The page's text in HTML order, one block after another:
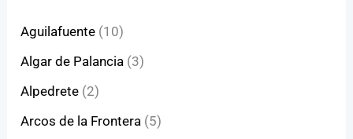
Aguilafuente (10)
Algar de Palancia (3)
Alpedrete (2)
Arcos de la Frontera (5)